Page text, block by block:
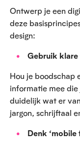
n
Ontwerp je een
deze
design:
Gebruik
Hou je boodschap
informatie mee die
duidelijk wat er
jargon, schrijftaal
Denk ‘mobile